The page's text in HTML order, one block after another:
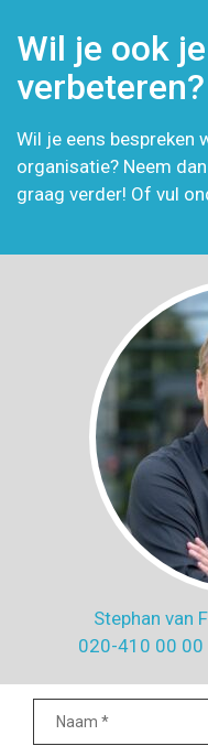
Wil je ook
verbeteren?
Wil je eens bespreken
organisatie? Neem
graag verder! Of vul
Stephan van
020-410 00 00